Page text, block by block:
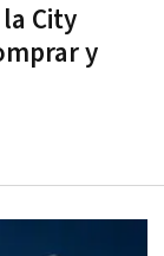
City
y